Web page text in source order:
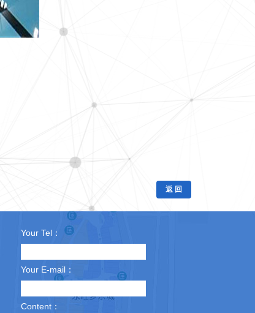
返 回
Your Tel：
Your E-mail：
Content：